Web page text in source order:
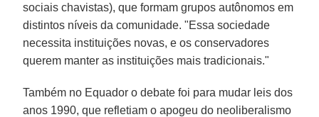
sociais chavistas), que formam grupos autônomos em
distintos níveis da comunidade. "Essa sociedade
necessita instituições novas, e os conservadores
querem manter as instituições mais tradicionais."
Também no Equador o debate foi para mudar leis dos
anos 1990, que refletiam o apogeu do neoliberalismo